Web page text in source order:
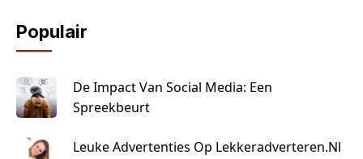
Populair
De Impact Van Social Media: Een
Spreekbeurt
Leuke Advertenties Op Lekkeradverteren.nl